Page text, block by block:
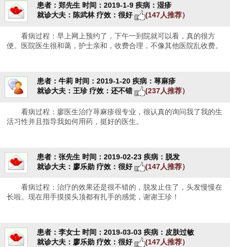
患者：郑先生 时间：2019-1-9 疾病：湿疹
就诊大夫：陈武林 疗效：很好 (147人推荐）
看病过程：早上网上预约了，下午一到院就可以看，真的很方
便。医院医生很和蔼，护士亲和，收费合理，不像其他医院乱收费。
患者：牛莉 时间：2019-1-20 疾病：荨麻疹
就诊大夫：王珍 疗效：还不错 (237人推荐）
看病过程：廖医生治疗荨麻疹很专业，很认真的询问我了我的生
活习性并且指导我如何用药，挺好的医生。
患者：张先生 时间：2019-02-23 疾病：脱发
就诊大夫：廖乐勋 疗效：很好 (147人推荐）
看病过程：治疗的效果还是很不错的，脱发止住了，头发慢慢在
长啦。现在用手摸摸头顶都有扎手的感觉，谢谢王珍！
患者：李女士 时间：2019-03-03 疾病：皮肤过敏
就诊大夫：廖乐勋 疗效：很好 (147人推荐）